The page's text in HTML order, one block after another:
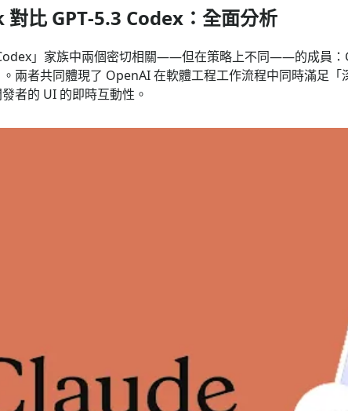
比 GPT‑5.3 Codex：全面分析
」家族中兩個密切相關——但在策略上不同——的成員：
兩者共同體現了 OpenAI 在軟體工程工作流程中同時滿足
者的 UI 的即時互動性。